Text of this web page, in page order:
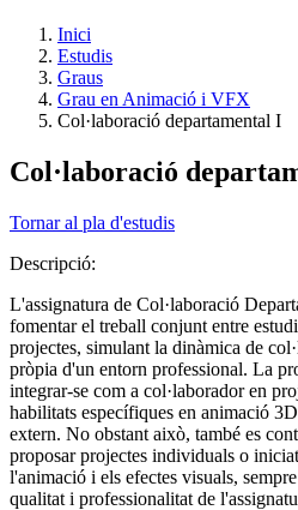
Inici
Estudis
Graus
Grau en Animació i VFX
Col·laboració departamental I
Col·laboració
Tornar al pla d'estudis
Descripció:
L'assignatura de Col·laboració
fomentar el treball conjunt entre
projectes, simulant la dinàmica de
pròpia d'un entorn professional. La
integrar-se com a col·laborador en
habilitats específiques en animació
extern. No obstant això, també es
proposar projectes individuals o
l'animació i els efectes visuals,
qualitat i professionalitat de